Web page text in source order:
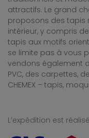
attractifs. Le grand
proposons des tapis
intérieur, y compris
tapis aux motifs
se limite pas à vous
vendons également
PVC, des carpettes,
CHEMEX – tapis,
L’expédition est